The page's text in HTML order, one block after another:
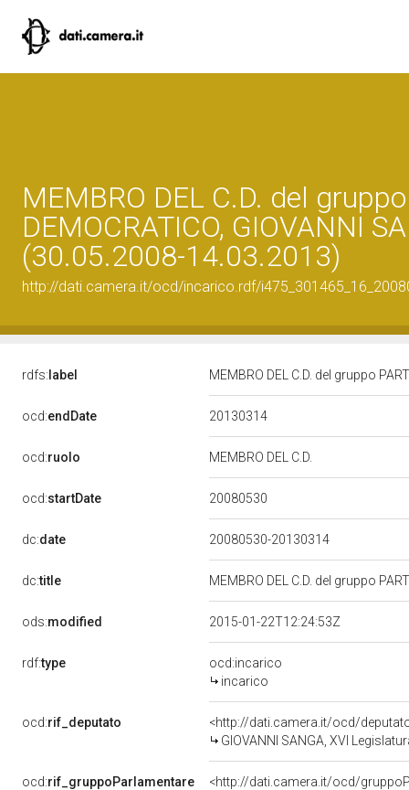
MEMBRO DEL C.D. del
DEMOCRATICO, GIOVANNI
(30.05.2008-14.03.2013)
http://dati.camera.it/ocd/incarico.rdf/
rdfs: label MEMBRO DEL C.D. del gruppo
ocd:endDate 20130314
ocd:ruolo MEMBRO DEL C.D.
ocd:startDate 20080530
dc:date 20080530-20130314
dc:title MEMBRO DEL C.D. del gruppo
ods:modified 2015-01-22T12:24:53Z
rdf:type
ocd:incarico
incarico
ocd:rif_deputato
<http://dati.camera.it/ocd/
GIOVANNI SANGA, XVI
ocd:rif_gruppoParlamentare
<http://dati.camera.it/ocd/